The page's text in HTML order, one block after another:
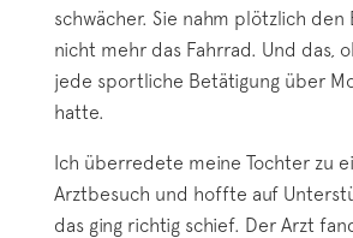
schwächer. Sie nahm plötzlich den
nicht mehr das Fahrrad. Und das,
jede sportliche Betätigung über
hatte.
Ich überredete meine Tochter zu
Arztbesuch und hoffte auf
das ging richtig schief. Der Arzt